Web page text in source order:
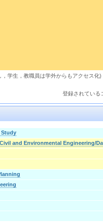
学生，教職員は学外からもアクセス
登録されてい
Study
and Environmental Engineering/